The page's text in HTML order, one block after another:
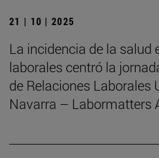
21 | 10 | 2025
La incidencia de la salud
laborales centró la
de Relaciones Laborales
Navarra – Labormatters